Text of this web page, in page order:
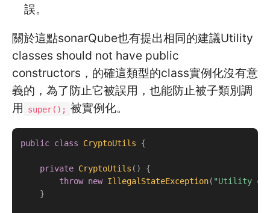
誤。
關於這點sonarQube也有提出相同的建議Utility
classes should not have public
constructors，的確這類型的class實例化沒有意
義的，為了防止它被誤用，也能防止被子類別調
用
super(); 被實例化。
public class CryptoUtils {
private CryptoUtils ( )
{
throw new IllegalStateException( "Utility
}